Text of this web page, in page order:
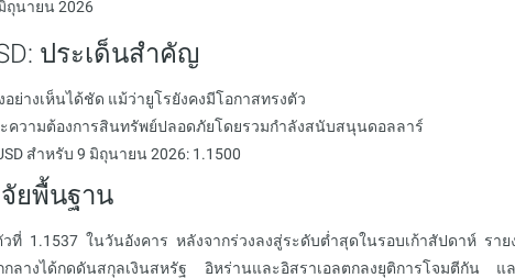
ถุนายน 2026
ประเด็นสำคัญ
อย่างเห็นได้ชัด แม้ว่ายูโรยังคงมีโอกาสทรงตัว
ความต้องการสินทรัพย์ปลอดภัยโดยรวมกำลังสนับสนุนดอลลาร์
สำหรับ 9 มิถุนายน 2026: 1.1500
ยพื้นฐาน
วที่ 1.1537 ในวันอังคาร หลังจากร่วงลงสู่ระดับต่ำสุดในรอบเก้าสัปดาห์ ราย
กลางได้กดดันสกุลเงินสหรัฐ อิหร่านและอิสราเอลตกลงยุติการโจมตีกัน แ